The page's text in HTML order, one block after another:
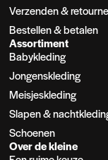
Verzenden &
Bestellen & betalen
Assortiment
Babykleding
Jongenskleding
Meisjeskleding
Slapen &
Schoenen
Over de kleine